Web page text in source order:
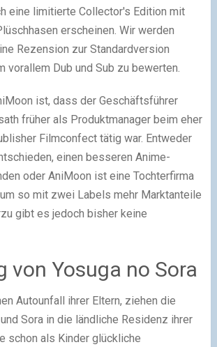
eine limitierte Collector's Edition mit
erscheinen. Wir werden
Rezension zur Standardversion
vorallem Dub und Sub zu bewerten.
ist, dass der Geschäftsführer
früher als Produktmanager beim eher
Filmconfect tätig war. Entweder
einen besseren Anime-
oder AniMoon ist eine Tochterfirma
so mit zwei Labels mehr Marktanteile
gibt es jedoch bisher keine
von Yosuga no Sora
Autounfall ihrer Eltern, ziehen die
Sora in die ländliche Residenz ihrer
schon als Kinder glückliche